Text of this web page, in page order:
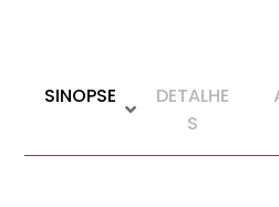
SINOPSE
DETALHE
S